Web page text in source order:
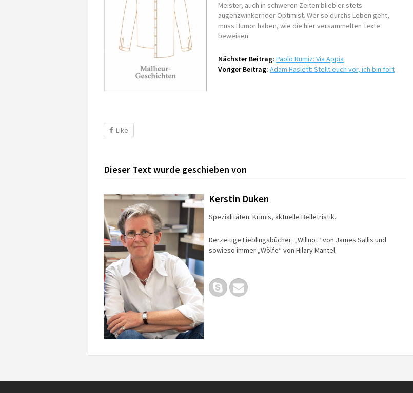
Meister, auch in schweren Zeiten blieb er stets
augenzwinkernder Optimist. Wer so durchs Leben geht,
muss Humor haben, wie die hier versammelten Texte
beweisen.
Nächster Beitrag: Paolo Rumiz: Via Appia
Voriger Beitrag: Adam Haslett: Stellt euch vor, ich bin fort
Like
Dieser Text wurde geschieben von
Kerstin Duken
Spezialitäten: Krimis, aktuelle Belletristik.
Derzeitige Lieblingsbücher: „Willnot“ von James Sallis und
sowieso immer „Wölfe“ von Hilary Mantel.